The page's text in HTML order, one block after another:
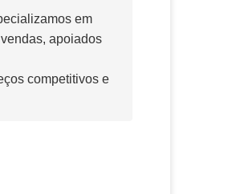
em
apoiados
competitivos e